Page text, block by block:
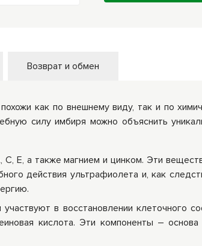
Возврат и обмен
как по внешнему виду, так и по
силу имбиря можно объяснить
E, а также магнием и цинком. Эти
действия ультрафиолета и, как
в восстановлении клеточного
кислота. Эти компоненты –